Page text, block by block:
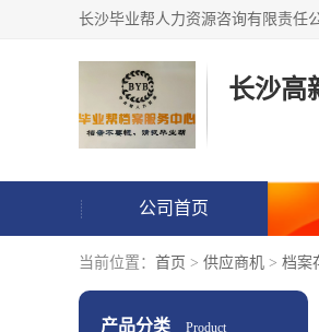
公司首页
当前位置： 首页 > 供应商机 > 档案
产品分类 Product